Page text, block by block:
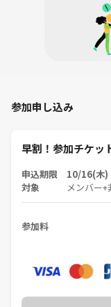
気になる点があれば、
あなたのご参加を心よ
❗️ ご参加にあたってのお
**カフェりんぐ。**で
以下のルールを守って
🚫 その1｜遅刻・欠席は
※無断欠席が続く場合
あなたの魅力、台無し
🚫 その3｜勧誘・迷惑
参加申し込み
早割！参加チケッ
申込期限 10/16(木)
対象 メンバー+
参加料